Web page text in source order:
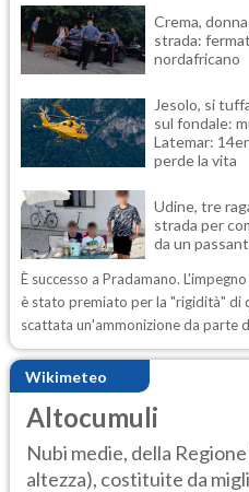
Crema,
strada:
nordafricano
Jesolo, si
sul fondale:
Latemar:
perde la vita
Udine, tre
strada per
da un
È successo a Pradamano.
è stato premiato per la "rigidità" di
scattata un'ammonizione da parte
Wikimeteo
Altocumuli
Nubi medie, della
altezza), costituite da